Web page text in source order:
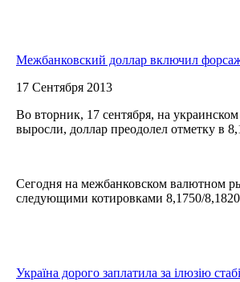
Межбанковский доллар включил
17 Сентября 2013
Во вторник, 17 сентября, на
выросли, доллар преодолел отметку в
Сегодня на межбанковском валютном
следующими котировками 8,1750/
Україна дорого заплатила за ілюзію